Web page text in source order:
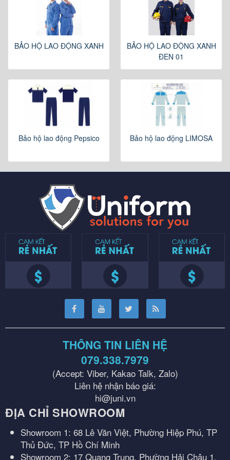
BẢO HỘ LAO ĐỘNG XANH
BẢO HỘ LAO ĐỘNG XANH
ĐEN 01
Bảo hộ lao động Pepsico Bảo hộ lao động LIMOSA
THÔNG TIN LIÊN HỆ
079.338.7979
(Accept: Viber, Kakao Talk, Zalo)
Liên hệ nhận báo giá:
hi@juni.vn
ĐỊA CHỈ SHOWROOM
Showroom 1: 68 Lê Văn Việt, Phường Hiệp Phú, TP
Thủ Đức, TP Hồ Chí Minh
Showroom 2: 17 Quang Trung, Phường Hải Châu 1,